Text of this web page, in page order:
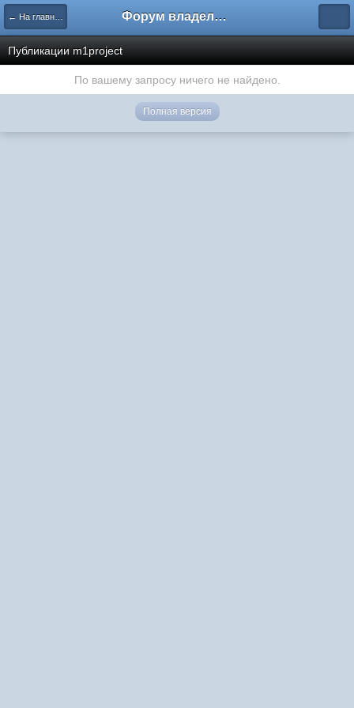
← На главную Форум владельцев интернет-магазинов
Публикации m1project
По вашему запросу ничего не найдено.
Полная версия